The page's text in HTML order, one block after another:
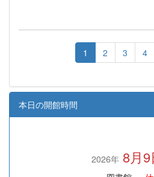
1 2 3 4
本日の開館時間
2026年 8月9